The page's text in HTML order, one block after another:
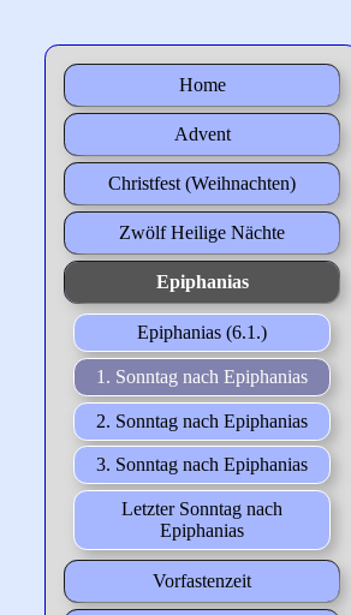
Home
Advent
Christfest (Weihnachten)
Zwölf Heilige Nächte
Epiphanias
Epiphanias (6.1.)
1. Sonntag nach Epiphanias
2. Sonntag nach Epiphanias
3. Sonntag nach Epiphanias
Letzter Sonntag nach
Epiphanias
Vorfastenzeit